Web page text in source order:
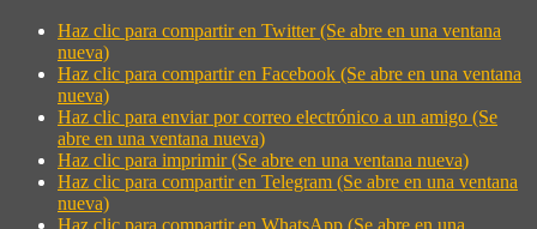
Haz clic para compartir en Twitter (Se abre en una ventana
nueva)
Haz clic para compartir en Facebook (Se abre en una ventana
nueva)
Haz clic para enviar por correo electrónico a un amigo (Se
abre en una ventana nueva)
Haz clic para imprimir (Se abre en una ventana nueva)
Haz clic para compartir en Telegram (Se abre en una ventana
nueva)
Haz clic para compartir en WhatsApp (Se abre en una